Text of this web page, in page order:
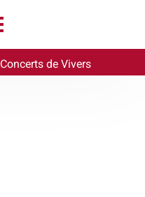
Concerts de Vivers